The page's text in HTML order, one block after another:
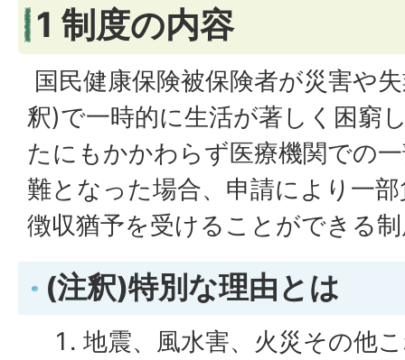
1 制度の内容
国民健康保険被保険者が災害や
釈)で一時的に生活が著しく困窮
たにもかかわらず医療機関での
難となった場合、申請により一
徴収猶予を受けることができる
(注釈)特別な理由とは
地震、風水害、火災その他